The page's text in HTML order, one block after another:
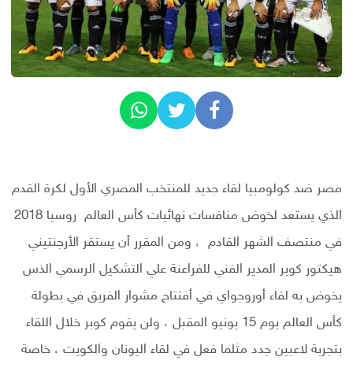
مصر ضد كولومبيا لقاء جديد للمنتخب المصري الأول لكرة القدم
الذي يستعد لخوض منافسات نهائيات كأس العالم روسيا 2018
في منتصف الشهر القادم ، ومن المقرر أن يستقر الأرجنتيني
هيكتور كوبر المدير الفني للفراعنة علي التشكيل الرسمي الذس
يخوض به لقاء أوروجواي في أفتتاح مشوار الفريق في بطولة
كأس العالم يوم 15 يونيو المقبل ، ولن يقوم كوبر خلال اللقاء
بتجربة لاعبين جدد مثلما فعل في لقاء اليونان والكويت ، خاصة